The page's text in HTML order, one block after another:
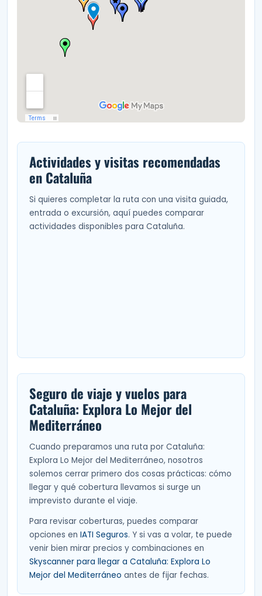
Actividades y visitas recomendadas
en Cataluña
Si quieres completar la ruta con una visita guiada,
entrada o excursión, aquí puedes comparar
actividades disponibles para Cataluña.
Seguro de viaje y vuelos para
Cataluña: Explora Lo Mejor del
Mediterráneo
Cuando preparamos una ruta por Cataluña:
Explora Lo Mejor del Mediterráneo, nosotros
solemos cerrar primero dos cosas prácticas: cómo
llegar y qué cobertura llevamos si surge un
imprevisto durante el viaje.
Para revisar coberturas, puedes comparar
opciones en IATI Seguros. Y si vas a volar, te puede
venir bien mirar precios y combinaciones en
Skyscanner para llegar a Cataluña: Explora Lo
Mejor del Mediterráneo antes de fijar fechas.